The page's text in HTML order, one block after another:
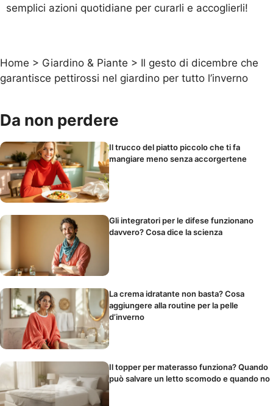
semplici azioni quotidiane per curarli e accoglierli!
Home > Giardino & Piante > Il gesto di dicembre che
garantisce pettirossi nel giardino per tutto l’inverno
Da non perdere
Il trucco del piatto piccolo che ti fa
mangiare meno senza accorgertene
Gli integratori per le difese funzionano
davvero? Cosa dice la scienza
La crema idratante non basta? Cosa
aggiungere alla routine per la pelle
d’inverno
Il topper per materasso funziona? Quando
può salvare un letto scomodo e quando no